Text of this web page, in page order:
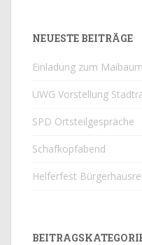
NEUESTE BEITRÄGE
Einladung zum
UWG Vorstellung
SPD Ortsteilgespräche
Schafkopfabend
Helferfest